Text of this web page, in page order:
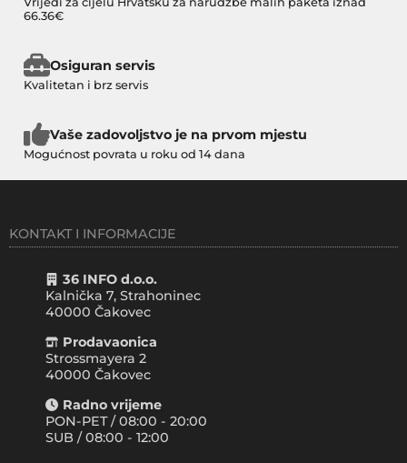
66.36€
Osiguran servis
Kvalitetan i brz servis
Vaše zadovoljstvo je na prvom mjestu
Mogućnost povrata u roku od 14 dana
KONTAKT I INFORMACIJE
36 INFO d.o.o.
Kalnička 7, Strahoninec
40000 Čakovec
Prodavaonica
Strossmayera 2
40000 Čakovec
Radno vrijeme
PON-PET / 08:00 - 20:00
SUB / 08:00 - 12:00